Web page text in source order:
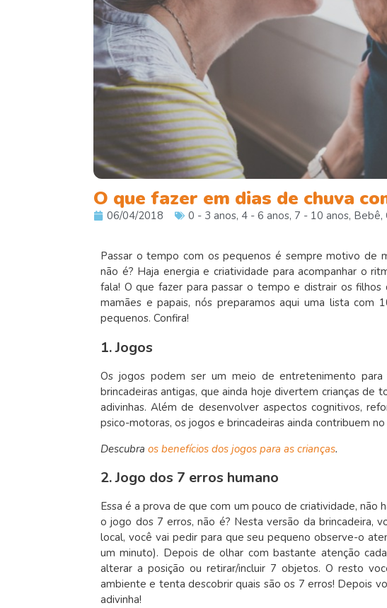
O que fazer em dias de chuva
06/04/2018 0 - 3 anos, 4 - 6 anos, 7 - 10 anos, Bebê,
Passar o tempo com os pequenos é sempre motivo de
não é? Haja energia e criatividade para acompanhar o
fala! O que fazer para passar o tempo e distrair os
mamães e papais, nós preparamos aqui uma lista
pequenos. Confira!
1. Jogos
Os jogos podem ser um meio de entretenimento
brincadeiras antigas, que ainda hoje divertem crianças de
adivinhas. Além de desenvolver aspectos cognitivos,
psico-motoras, os jogos e brincadeiras ainda contribuem
Descubra os benefícios dos jogos para as crianças.
2. Jogo dos 7 erros humano
Essa é a prova de que com um pouco de criatividade, não
o jogo dos 7 erros, não é? Nesta versão da brincadeira,
local, você vai pedir para que seu pequeno observe-o
um minuto). Depois de olhar com bastante atenção
alterar a posição ou retirar/incluir 7 objetos. O resto
ambiente e tenta descobrir quais são os 7 erros! Depois
adivinha!